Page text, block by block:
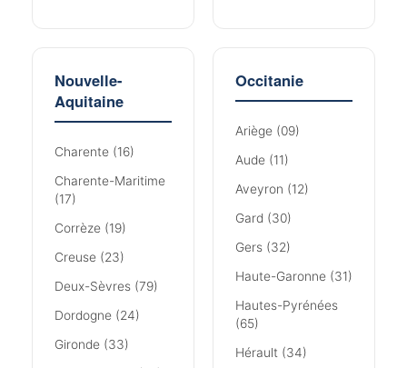
Nouvelle-
Aquitaine
Charente (16)
Charente-Maritime
(17)
Corrèze (19)
Creuse (23)
Deux-Sèvres (79)
Dordogne (24)
Gironde (33)
Occitanie
Ariège (09)
Aude (11)
Aveyron (12)
Gard (30)
Gers (32)
Haute-Garonne (31)
Hautes-Pyrénées
(65)
Hérault (34)